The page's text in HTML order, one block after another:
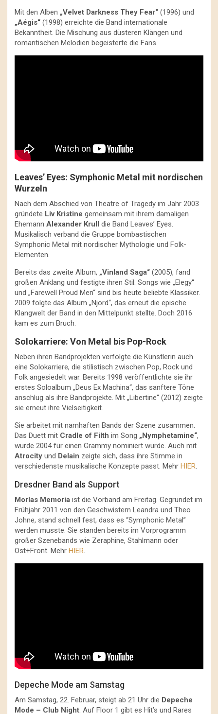
Mit den Alben „Velvet Darkness They Fear“ (1996) und
„Aégis“ (1998) erreichte die Band internationale
Bekanntheit. Die Mischung aus düsteren Klängen und
romantischen Melodien begeisterte die Fans.
Leaves’ Eyes: Symphonic Metal mit nordischen
Wurzeln
Nach dem Abschied von Theatre of Tragedy im Jahr 2003
gründete Liv Kristine gemeinsam mit ihrem damaligen
Ehemann Alexander Krull die Band Leaves’ Eyes.
Musikalisch verband die Gruppe bombastischen
Symphonic Metal mit nordischer Mythologie und Folk-
Elementen.
Bereits das zweite Album, „Vinland Saga“ (2005), fand
großen Anklang und festigte ihren Stil. Songs wie „Elegy“
und „Farewell Proud Men“ sind bis heute beliebte Klassiker.
2009 folgte das Album „Njord“, das erneut die epische
Klangwelt der Band in den Mittelpunkt stellte. Doch 2016
kam es zum Bruch.
Solokarriere: Von Metal bis Pop-Rock
Neben ihren Bandprojekten verfolgte die Künstlerin auch
eine Solokarriere, die stilistisch zwischen Pop, Rock und
Folk angesiedelt war. Bereits 1998 veröffentlichte sie ihr
erstes Soloalbum „Deus Ex Machina“, das sanftere Töne
anschlug als ihre Bandprojekte. Mit „Libertine“ (2012) zeigte
sie erneut ihre Vielseitigkeit.
Sie arbeitet mit namhaften Bands der Szene zusammen.
Das Duett mit Cradle of Filth im Song „Nymphetamine“,
wurde 2004 für einen Grammy nominiert wurde. Auch mit
Atrocity und Delain zeigte sich, dass ihre Stimme in
verschiedenste musikalische Konzepte passt. Mehr HIER
Dresdner Band als Support
Morlas Memoria ist die Vorband am Freitag. Gegründet im
Frühjahr 2011 von den Geschwistern Leandra und Theo
Johne, stand schnell fest, dass es “Symphonic Metal”
werden musste. Sie standen bereits im Vorprogramm
großer Szenebands wie Zeraphine, Stahlmann oder
Ost+Front. Mehr HIER
Depeche Mode am Samstag
Am Samstag, 22. Februar, steigt ab 21 Uhr die Depeche
Mode – Club Night. Auf Floor 1 gibt es Hit’s und Rares